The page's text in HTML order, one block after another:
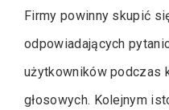
Firmy powinny skupić
odpowiadających
użytkowników podczas
głosowych. Kolejnym